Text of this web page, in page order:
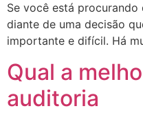
Se você está
diante de uma decisão
importante e difícil. Há
Qual a
auditoria